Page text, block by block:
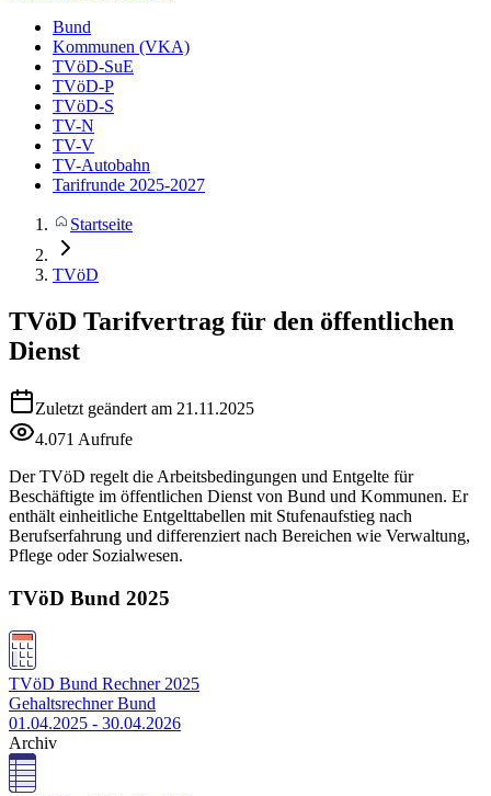
Bund
Kommunen (VKA)
TVöD-SuE
TVöD-P
TVöD-S
TV-N
TV-V
TV-Autobahn
Tarifrunde 2025-2027
Startseite
TVöD
TVöD Tarifvertrag für den öffentlichen
Dienst
Zuletzt geändert am 21.11.2025
4.071 Aufrufe
Der TVöD regelt die Arbeitsbedingungen und Entgelte für
Beschäftigte im öffentlichen Dienst von Bund und Kommunen. Er
enthält einheitliche Entgelttabellen mit Stufenaufstieg nach
Berufserfahrung und differenziert nach Bereichen wie Verwaltung,
Pflege oder Sozialwesen.
TVöD Bund 2025
TVöD Bund Rechner 2025
Gehaltsrechner Bund
01.04.2025 - 30.04.2026
Archiv